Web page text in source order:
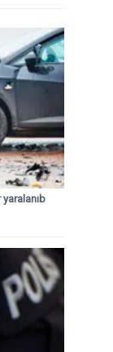
yaralanıb